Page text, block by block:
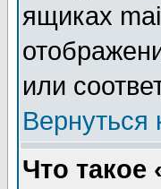
ящиках
или
Вернуться
Что